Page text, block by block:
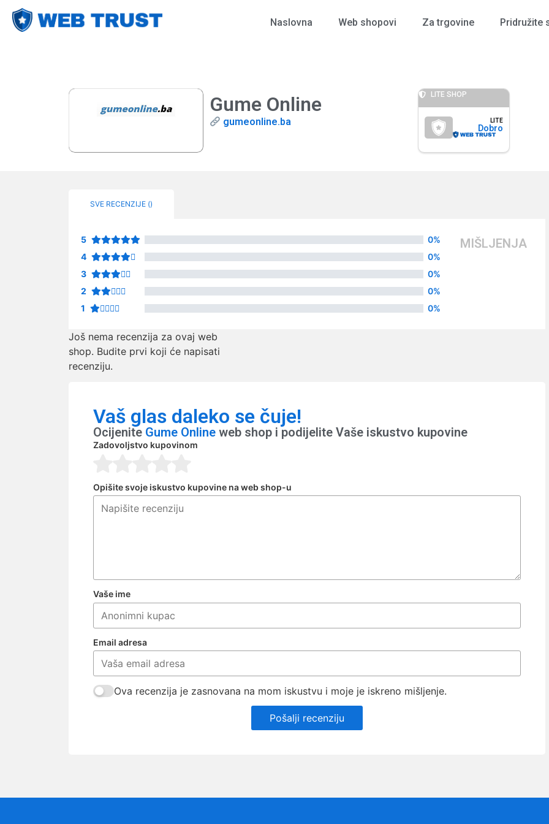
Naslovna Web shopovi Za trgovine Pridružite
Gume Online
gumeonline.ba
LITE SHOP
LITE
Dobro
SVE RECENZIJE ()
5
0%
4
0%
3
0%
2
0%
1
0%
MIŠLJENJA
Još nema recenzija za ovaj web
shop. Budite prvi koji će napisati
recenziju.
Vaš glas daleko se čuje!
Ocijenite Gume Online web shop i podijelite Vaše iskustvo kupovine
Zadovoljstvo kupovinom
Opišite svoje iskustvo kupovine na web shop-u
Vaše ime
Email adresa
Ova recenzija je zasnovana na mom iskustvu i moje je iskreno mišljenje.
Pošalji recenziju